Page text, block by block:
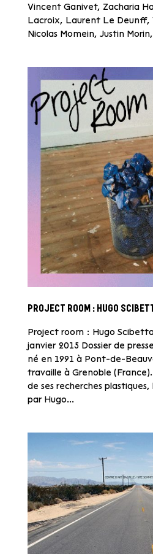
Vincent Ganivet, Zacharia
Lacroix, Laurent Le Deunff,
Nicolas Momein, Justin
PROJECT ROOM : HUGO
Project room : Hugo
janvier 2015 Dossier de
né en 1991 à Pont-de-
travaille à Grenoble
de ses recherches
par Hugo...